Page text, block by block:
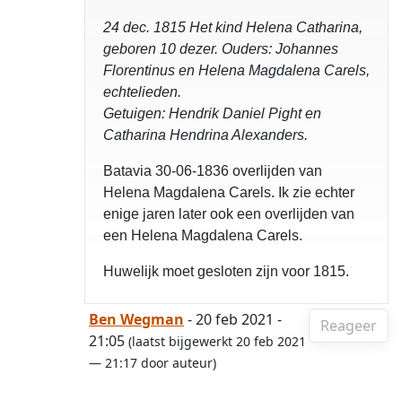
24 dec. 1815 Het kind Helena Catharina,
geboren 10 dezer. Ouders: Johannes
Florentinus en Helena Magdalena Carels,
echtelieden.
Getuigen: Hendrik Daniel Pight en
Catharina Hendrina Alexanders.
Batavia 30-06-1836 overlijden van
Helena Magdalena Carels. Ik zie echter
enige jaren later ook een overlijden van
een Helena Magdalena Carels.
Huwelijk moet gesloten zijn voor 1815.
Reageer
Ben Wegman - 20 feb 2021 -
21:05 (laatst bijgewerkt 20 feb 2021
— 21:17 door auteur)